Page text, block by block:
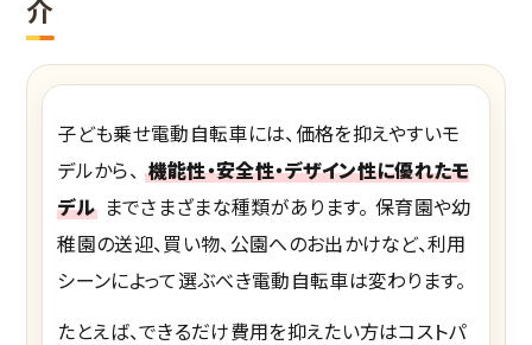
介
子ども乗せ電動自転車には、価格を抑えやすいモ
デルから、機能性・安全性・デザイン性に優れたモ
デル までさまざまな種類があります。 保育園や幼
稚園の送迎、買い物、公園へのお出かけなど、利用
シーンによって選ぶべき電動自転車は変わります。
たとえば、できるだけ費用を抑えたい方はコストパ